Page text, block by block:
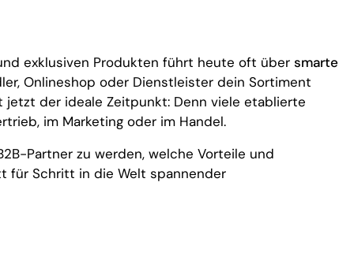
exklusiven Produkten führt heute oft über smarte
Onlineshop oder Dienstleister dein Sortiment
der ideale Zeitpunkt: Denn viele etablierte
im Marketing oder im Handel.
Partner zu werden, welche Vorteile und
für Schritt in die Welt spannender